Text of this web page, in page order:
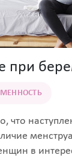
и что
гестации
при
что
в